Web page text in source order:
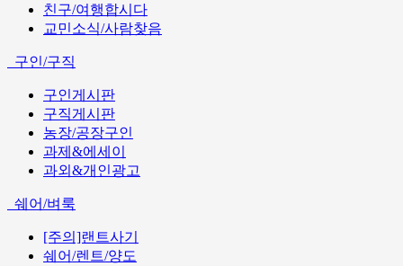
친구/여행합시다
교민소식/사람찾음
구인/구직
구인게시판
구직게시판
농장/공장구인
과제&에세이
과외&개인광고
쉐어/벼룩
[주의]랜트사기
쉐어/렌트/양도